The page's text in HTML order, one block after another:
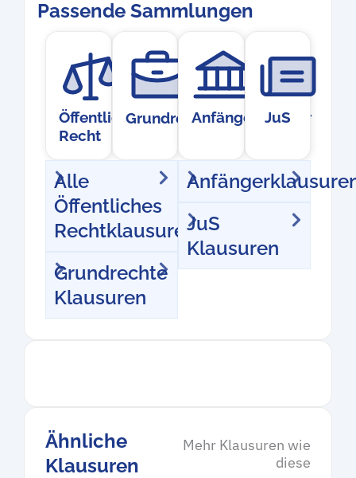
Passende Sammlungen
Öffentliches
Recht
GrundrechteAnfängerklausur
JuS
Alle
Öffentliches
Rechtklausuren
Grundrechte
Klausuren
JuS
Klausuren
Ähnliche
Klausuren
Mehr Klausuren wie
diese